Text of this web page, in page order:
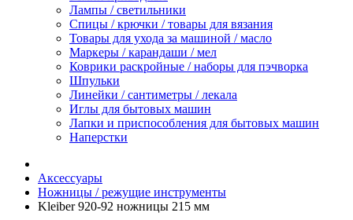
Лампы / светильники
Спицы / крючки / товары для вязания
Товары для ухода за машиной / масло
Маркеры / карандаши / мел
Коврики раскройные / наборы для пэчворка
Шпульки
Линейки / сантиметры / лекала
Иглы для бытовых машин
Лапки и приспособления для бытовых машин
Наперстки
Аксессуары
Ножницы / режущие инструменты
Kleiber 920-92 ножницы 215 мм